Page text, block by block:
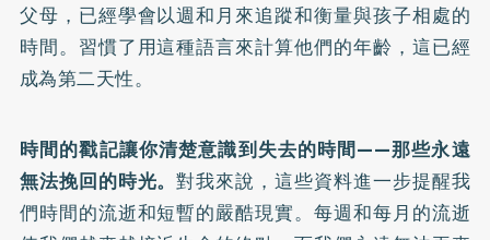
父母，已經學會以週和月來追蹤和衡量與孩子相處的
時間。習慣了用這種語言來計算他們的年齡，這已經
成為第二天性。
時間的戳記讓你清楚意識到失去的時間——那些永遠
無法挽回的時光。對我來說，這些資料進一步提醒我
們時間的流逝和短暫的嚴酷現實。每週和每月的流逝